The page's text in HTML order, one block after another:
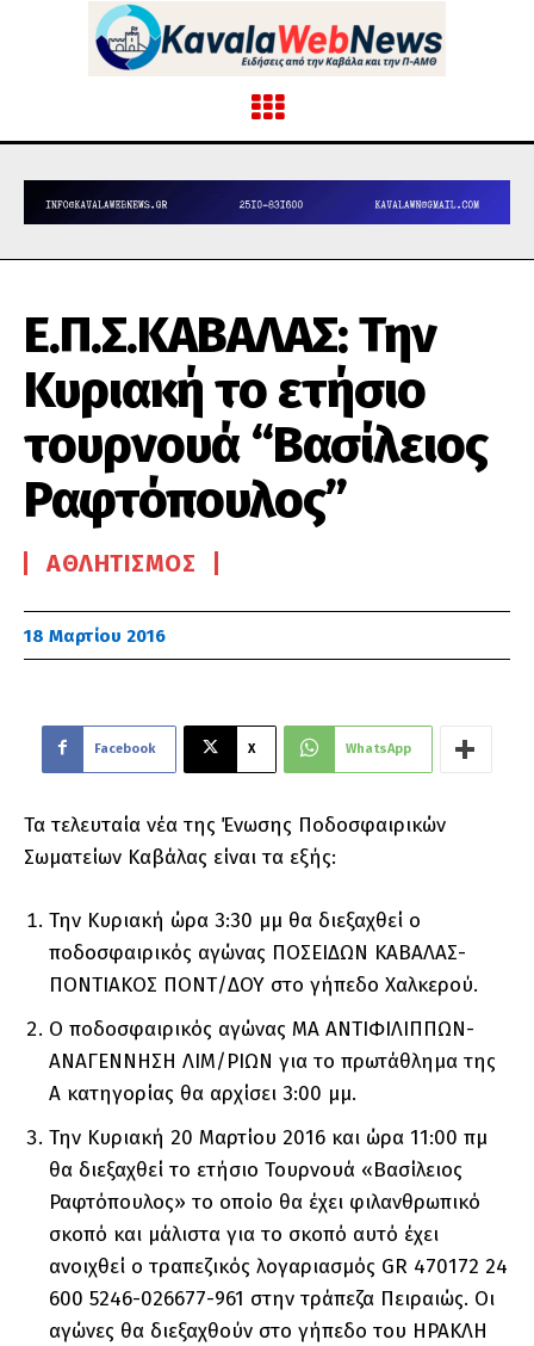
Ε.Π.Σ.ΚΑΒΑΛΑΣ: Την
Κυριακή το ετήσιο
τουρνουά “Βασίλειος
Ραφτόπουλος”
ΑΘΛΗΤΙΣΜΌΣ
18 Μαρτίου 2016
Facebook X WhatsApp
Τα τελευταία νέα της Ένωσης Ποδοσφαιρικών
Σωματείων Καβάλας είναι τα εξής:
Την Κυριακή ώρα 3:30 μμ θα διεξαχθεί ο
ποδοσφαιρικός αγώνας ΠΟΣΕΙΔΩΝ ΚΑΒΑΛΑΣ-
ΠΟΝΤΙΑΚΟΣ ΠΟΝΤ/ΔOY στο γήπεδο Χαλκερού.
Ο ποδοσφαιρικός αγώνας ΜΑ ΑΝΤΙΦΙΛΙΠΠΩΝ-
ΑΝΑΓΕΝΝΗΣΗ ΛΙΜ/ΡΙΩΝ για το πρωτάθλημα της
Α κατηγορίας θα αρχίσει 3:00 μμ.
Την Κυριακή 20 Μαρτίου 2016 και ώρα 11:00 πμ
θα διεξαχθεί το ετήσιο Τουρνουά «Βασίλειος
Ραφτόπουλος» το οποίο θα έχει φιλανθρωπικό
σκοπό και μάλιστα για το σκοπό αυτό έχει
ανοιχθεί ο τραπεζικός λογαριασμός GR 470172 24
600 5246-026677-961 στην τράπεζα Πειραιώς. Οι
αγώνες θα διεξαχθούν στο γήπεδο του ΗΡΑΚΛΗ